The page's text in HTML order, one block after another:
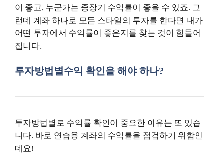
이 좋고, 누군가는 중장기 수익률이 좋을 수 있죠. 그
런데 계좌 하나로 모든 스타일의 투자를 한다면 내가
어떤 투자에서 수익률이 좋은지를 찾는 것이 힘들어
집니다.
투자방법별수익 확인을 해야 하나?
투자방법별로 수익률 확인이 중요한 이유는 또 있습
니다. 바로 연습용 계좌의 수익률을 점검하기 위함인
데요!